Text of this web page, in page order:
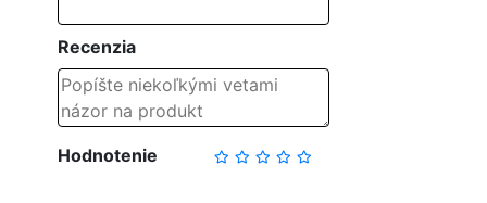
Recenzia
Hodnotenie